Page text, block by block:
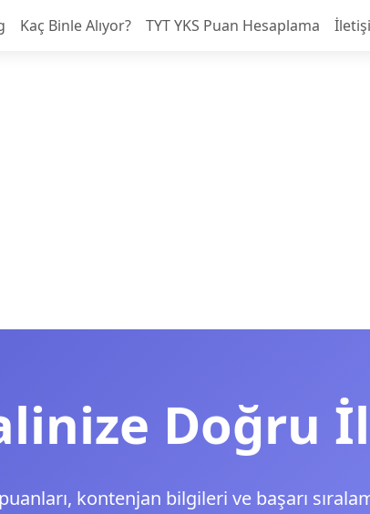
Kaç Binle Alıyor? TYT YKS Puan Hesaplama
Doğru
kontenjan bilgileri ve başarı